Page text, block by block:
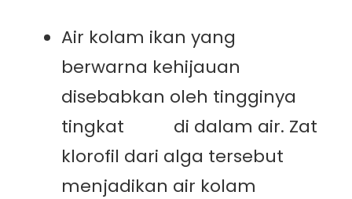
Air kolam ikan yang
berwarna kehijauan
disebabkan oleh tingginya
tingkat
di dalam air. Zat
klorofil dari alga tersebut
menjadikan air kolam